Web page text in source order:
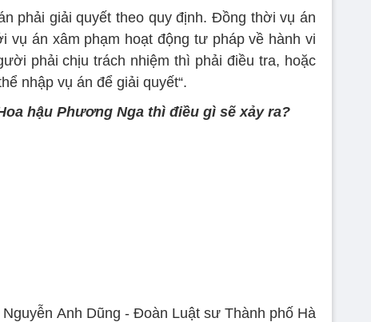
phải giải quyết theo quy định. Đồng thời vụ án
vụ án xâm phạm hoạt động tư pháp về hành vi
phải chịu trách nhiệm thì phải điều tra, hoặc
nhập vụ án để giải quyết“.
hậu Phương Nga thì điều gì sẽ xảy ra?
Anh Dũng - Đoàn Luật sư Thành phố Hà